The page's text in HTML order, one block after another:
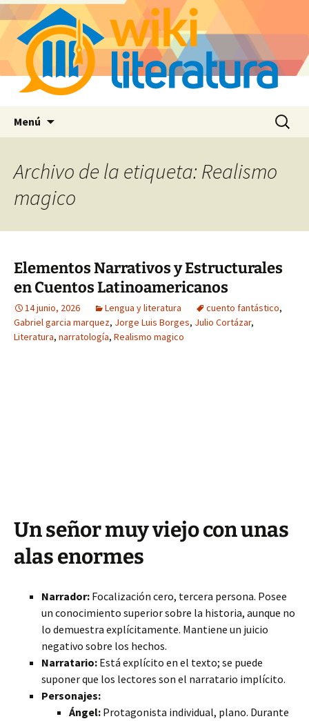
Menú Buscar:
Archivo de la etiqueta: Realismo
magico
Elementos Narrativos y Estructurales
en Cuentos Latinoamericanos
14 junio, 2026 Lengua y literatura cuento fantástico,
Gabriel garcia marquez, Jorge Luis Borges, Julio Cortázar,
Literatura, narratología, Realismo magico
Un señor muy viejo con unas
alas enormes
Narrador: Focalización cero, tercera persona. Posee
un conocimiento superior sobre la historia, aunque no
lo demuestra explícitamente. Mantiene un juicio
negativo sobre los hechos.
Narratario: Está explícito en el texto; se puede
suponer que los lectores son el narratario implícito.
Personajes:
Ángel: Protagonista individual, plano. Durante